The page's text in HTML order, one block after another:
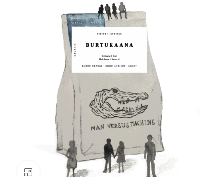
Nagyításhoz kattints ide